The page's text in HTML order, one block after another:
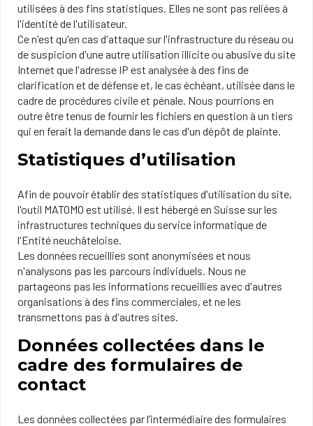
utilisées à des fins statistiques. Elles ne sont pas reliées à
l'identité de l'utilisateur.
Ce n'est qu'en cas d'attaque sur l'infrastructure du réseau ou
de suspicion d'une autre utilisation illicite ou abusive du site
Internet que l'adresse IP est analysée à des fins de
clarification et de défense et, le cas échéant, utilisée dans le
cadre de procédures civile et pénale. Nous pourrions en
outre être tenus de fournir les fichiers en question à un tiers
qui en ferait la demande dans le cas d'un dépôt de plainte.
Statistiques d’utilisation
Afin de pouvoir établir des statistiques d'utilisation du site,
l'outil MATOMO est utilisé. Il est hébergé en Suisse sur les
infrastructures techniques du service informatique de
l'Entité neuchâteloise.
Les données recueillies sont anonymisées et nous
n'analysons pas les parcours individuels. Nous ne
partageons pas les informations recueillies avec d'autres
organisations à des fins commerciales, et ne les
transmettons pas à d'autres sites.
Données collectées dans le
cadre des formulaires de
contact
Les données collectées par l’intermédiaire des formulaires